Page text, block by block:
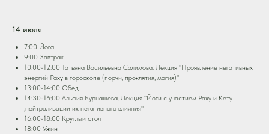
14 июля
7:00 Йога
9:00 Завтрак
10:00-12:00 Татьяна Васильевна Салимова. Лекция "Проявление негативных
энергий Раху в гороскопе (порчи, проклятия, магия)"
13:00-14:00 Обед
14:30-16:00 Альфия Бурнашева. Лекция "Йоги с участием Раху и Кету
,нейтрализации их негативного влияния"
16:00-18:00 Круглый стол
18:00 Ужин